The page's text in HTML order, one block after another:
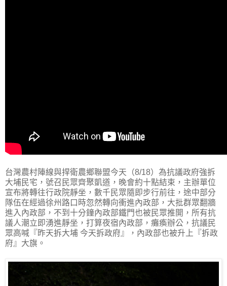
台灣農村陣線與捍衛農鄉聯盟今天（8/18）為抗議政府強拆
大埔民宅，號召民眾齊聚凱道，晚會約十點結束，主辦單位
宣布將轉往行政院靜坐，數千民眾隨即步行前往，途中部分
隊伍在經過徐州路口時忽然轉向衝進內政部，大批群眾翻牆
進入內政部，不到十分鐘內政部鐵門也被民眾推開，所有抗
議人潮立即湧進靜坐，打算夜宿內政部，癱瘓辦公，抗議民
眾高喊『昨天拆大埔 今天拆政府』，內政部也被升上『拆政
府』大旗。